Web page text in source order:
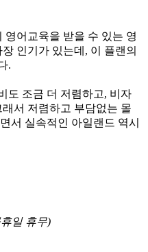
영어교육을 받을 수 있는 영
인기가 있는데, 이 플랜의
.
도 조금 더 저렴하고, 비자
서 저렴하고 부담없는 몰
서 실속적인 아일랜드 역시
일 휴무)